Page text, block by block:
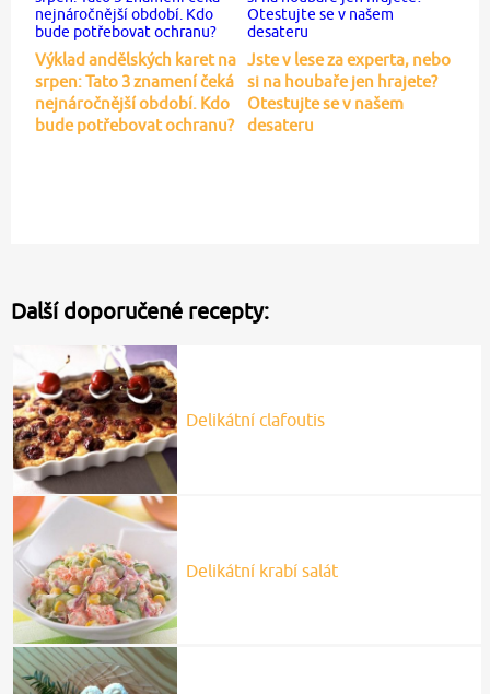
Výklad andělských karet na
srpen: Tato 3 znamení čeká
nejnáročnější období. Kdo
bude potřebovat ochranu?
Jste v lese za experta, nebo
si na houbaře jen hrajete?
Otestujte se v našem
desateru
Další doporučené recepty:
Delikátní clafoutis
Delikátní krabí salát